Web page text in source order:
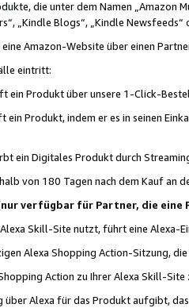
die unter dem Namen „Amazon
„Kindle Blogs“, „Kindle Newsfeeds“
Amazon-Website über einen
eintritt:
ein Produkt über unsere 1-Click-
Produkt, indem er es in seinen
ein Digitales Produkt durch
von 180 Tagen nach dem Kauf an
verfügbar für Partner, die eine
Skill-Site nutzt, führt eine Alexa-
Alexa Shopping Action-Sitzung,
Action zu Ihrer Alexa Skill-
Alexa für das Produkt aufgibt, das